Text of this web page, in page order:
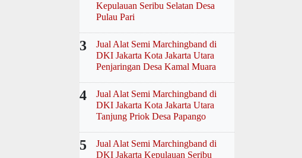
Kepulauan Seribu Selatan Desa
Pulau Pari
3
Jual Alat Semi Marchingband di
DKI Jakarta Kota Jakarta Utara
Penjaringan Desa Kamal Muara
4
Jual Alat Semi Marchingband di
DKI Jakarta Kota Jakarta Utara
Tanjung Priok Desa Papango
5
Jual Alat Semi Marchingband di
DKI Jakarta Kepulauan Seribu